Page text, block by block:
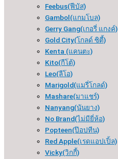
Feebus(ฟีบัส)
Gambol(แกมโบล)
Gerry Gang(เกอรี่ แกงค์)
Gold City(โกลด์ ซิตี้)
Kenta (แคนตะ)
Kito(กีโต้)
Leo(ลีโอ)
Marigold(แมรี่โกลด์)
Mashare(มาแชร์)
Nanyang(นันยาง)
No Brand(ไม่มียี่ห้อ)
Popteen(ป๊อปทีน)
Red Apple(เรดแอปเปิ้ล)
Vicky(วิกกี้)